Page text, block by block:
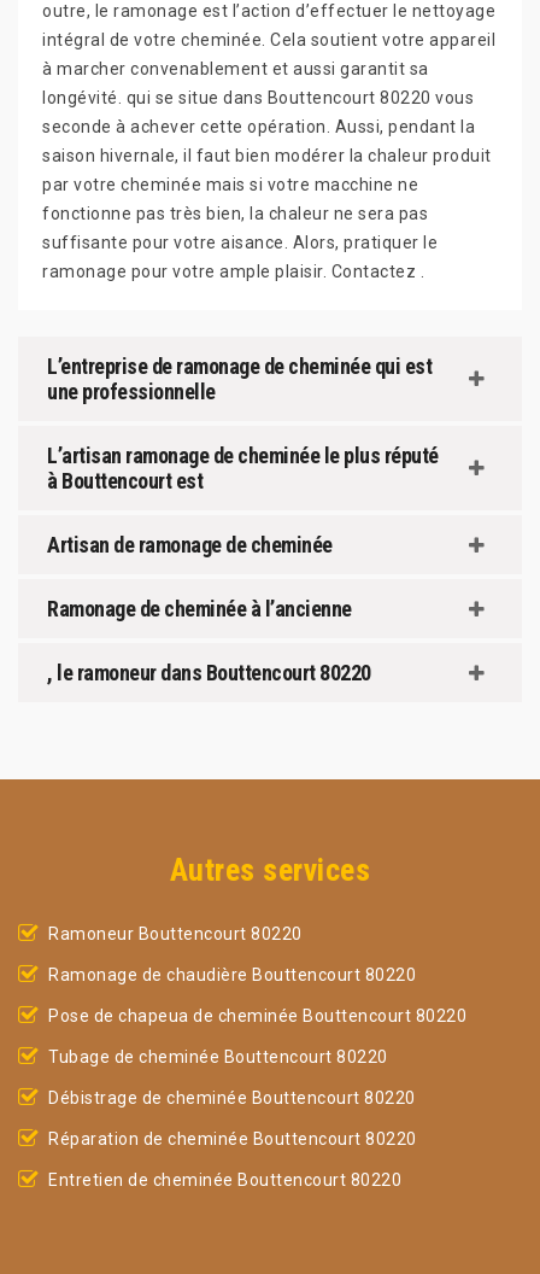
outre, le ramonage est l’action d’effectuer le nettoyage
intégral de votre cheminée. Cela soutient votre appareil
à marcher convenablement et aussi garantit sa
longévité. qui se situe dans Bouttencourt 80220 vous
seconde à achever cette opération. Aussi, pendant la
saison hivernale, il faut bien modérer la chaleur produit
par votre cheminée mais si votre macchine ne
fonctionne pas très bien, la chaleur ne sera pas
suffisante pour votre aisance. Alors, pratiquer le
ramonage pour votre ample plaisir. Contactez .
L’entreprise de ramonage de cheminée qui est
une professionnelle
L’artisan ramonage de cheminée le plus réputé
à Bouttencourt est
Artisan de ramonage de cheminée
Ramonage de cheminée à l’ancienne
, le ramoneur dans Bouttencourt 80220
Autres services
Ramoneur Bouttencourt 80220
Ramonage de chaudière Bouttencourt 80220
Pose de chapeua de cheminée Bouttencourt 80220
Tubage de cheminée Bouttencourt 80220
Débistrage de cheminée Bouttencourt 80220
Réparation de cheminée Bouttencourt 80220
Entretien de cheminée Bouttencourt 80220